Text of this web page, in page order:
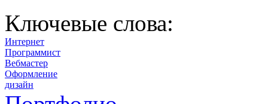
Ключевые слова:
Интернет
Программист
Вебмастер
Оформление
дизайн